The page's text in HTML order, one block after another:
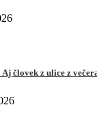
Aj človek z ulice z